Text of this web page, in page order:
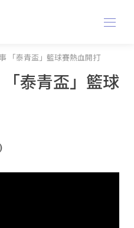
「泰青盃」籃球賽熱血開打
泰青盃」籃球